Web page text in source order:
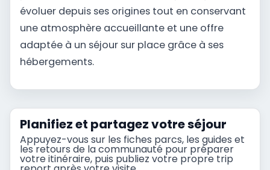
évoluer depuis ses origines tout en conservant
une atmosphère accueillante et une offre
adaptée à un séjour sur place grâce à ses
hébergements.
Planifiez et partagez votre séjour
Appuyez-vous sur les fiches parcs, les guides et
les retours de la communauté pour préparer
votre itinéraire, puis publiez votre propre trip